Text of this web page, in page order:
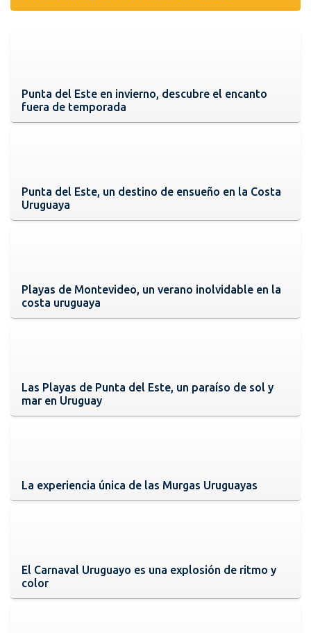
Punta del Este en invierno, descubre el encanto
fuera de temporada
Punta del Este, un destino de ensueño en la Costa
Uruguaya
Playas de Montevideo, un verano inolvidable en la
costa uruguaya
Las Playas de Punta del Este, un paraíso de sol y
mar en Uruguay
La experiencia única de las Murgas Uruguayas
El Carnaval Uruguayo es una explosión de ritmo y
color